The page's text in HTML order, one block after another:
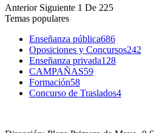
Anterior Siguiente 1 De 225
Temas populares
Enseñanza pública686
Oposiciones y Concursos242
Enseñanza privada128
CAMPAÑAS59
Formación58
Concurso de Traslados4